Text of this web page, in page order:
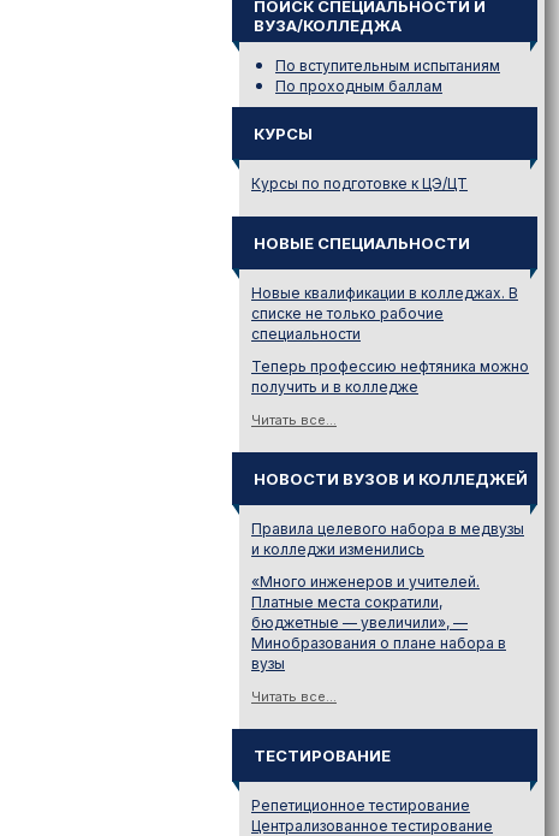
ПОИСК СПЕЦИАЛЬНОСТИ И
ВУЗА/КОЛЛЕДЖА
По вступительным испытаниям
По проходным баллам
КУРСЫ
Курсы по подготовке к ЦЭ/ЦТ
НОВЫЕ СПЕЦИАЛЬНОСТИ
Новые квалификации в колледжах. В
списке не только рабочие
специальности
Теперь профессию нефтяника можно
получить и в колледже
Читать все...
НОВОСТИ ВУЗОВ И КОЛЛЕДЖЕЙ
Правила целевого набора в медвузы
и колледжи изменились
«Много инженеров и учителей.
Платные места сократили,
бюджетные — увеличили», —
Минобразования о плане набора в
вузы
Читать все...
ТЕСТИРОВАНИЕ
Репетиционное тестирование
Централизованное тестирование